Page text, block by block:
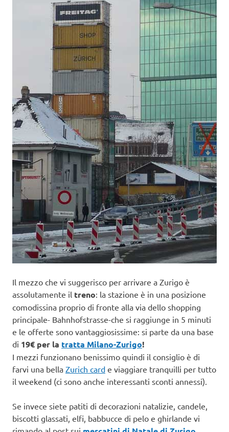
Il mezzo che vi suggerisco per arrivare a Zurigo è
assolutamente il treno: la stazione è in una posizione
comodissina proprio di fronte alla via dello shopping
principale- Bahnhofstrasse-che si raggiunge in 5 minuti
e le offerte sono vantaggiosissime: si parte da una base
di 19€ per la tratta Milano-Zurigo!
I mezzi funzionano benissimo quindi il consiglio è di
farvi una bella Zurich card e viaggiare tranquilli per tutto
il weekend (ci sono anche interessanti sconti annessi).
Se invece siete patiti di decorazioni natalizie, candele,
biscotti glassati, elfi, babbucce di pelo e ghirlande vi